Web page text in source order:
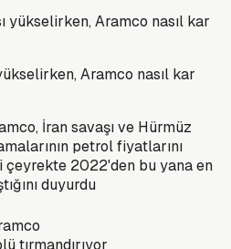
Aramco nasıl kar
İran savaşı ve Hürmüz
petrol fiyatlarını
2022'den bu yana en
duyurdu